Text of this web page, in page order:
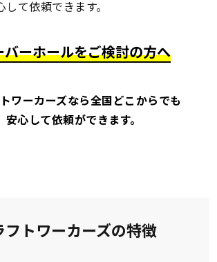
て依頼できます。
バーホールをご検討の方へ
ワーカーズなら全国どこからでも
安心して依頼ができます。
ワーカーズの特徴